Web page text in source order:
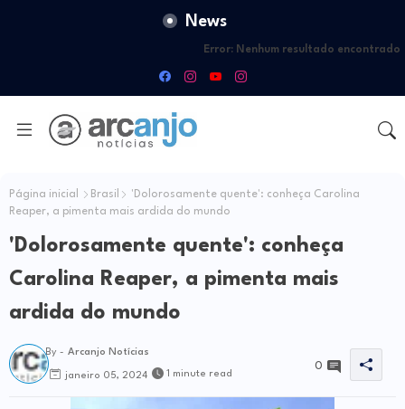
News
Error: Nenhum resultado encontrado
Página inicial Brasil
'Dolorosamente quente': conheça Carolina
Reaper, a pimenta mais ardida do mundo
'Dolorosamente quente': conheça
Carolina Reaper, a pimenta mais
ardida do mundo
By - Arcanjo Notícias
janeiro 05, 2024 1 minute read
0